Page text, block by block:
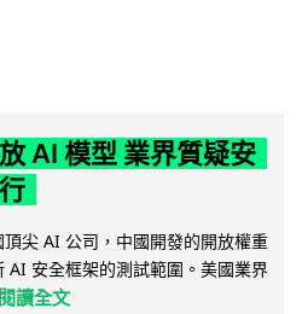
AI 模型 業界質疑安
尖 AI 公司，中國開發的開放權重
AI 安全框架的測試範圍。美國業界
閱讀全文